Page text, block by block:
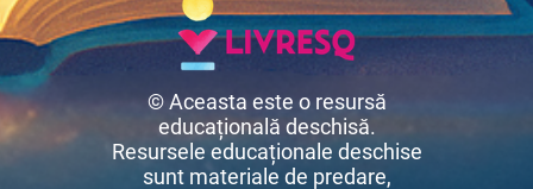
© Aceasta este o resursă
educațională deschisă.
Resursele educaționale deschise
sunt materiale de predare,